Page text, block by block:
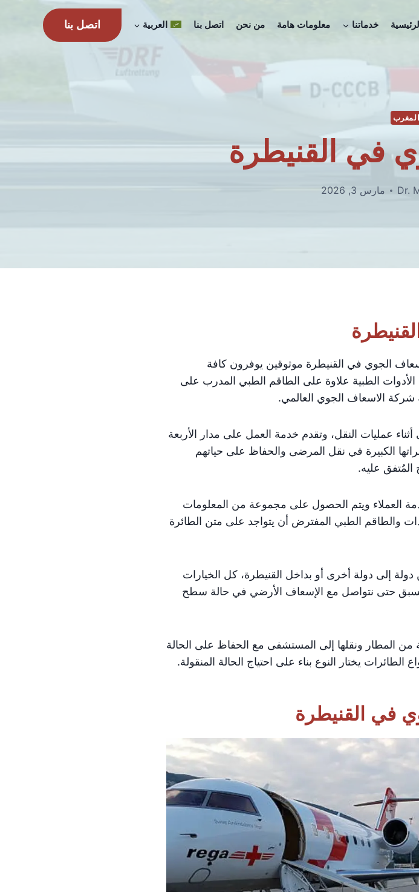
الرئيسية خدماتنا معلومات هامة من نحن اتصل بنا العربية اتصل بنا
المغرب
في القنيطرة
Dr. مارس 3, 2026
الجوي في القنيطرة موثوقين يوفرون كافة
الطبية علاوة على الطاقم الطبي المدرب على
شركة الاسعاف الجوي العالمي.
عمليات النقل، وتقدم خدمة العمل على مدار الأربعة
الكبيرة في نقل المرضى والحفاظ على حياتهم
عليه.
العملاء ويتم الحصول على مجموعة من المعلومات
والطاقم الطبي المفترض أن يتواجد على متن الطائرة
إلى دولة أخرى أو بداخل القنيطرة، كل الخيارات
حتى نتواصل مع الإسعاف الأرضي في حالة سطح
المطار ونقلها إلى المستشفى مع الحفاظ على الحالة
يختار النوع بناء على احتياج الحالة المنقولة.
في القنيطرة